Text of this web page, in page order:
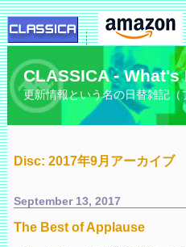
CLASSICA - What's
更新情報という名の日替雑記（
Disc: 2017年9月アーカイブ
September 13, 2017
The Best of Applause